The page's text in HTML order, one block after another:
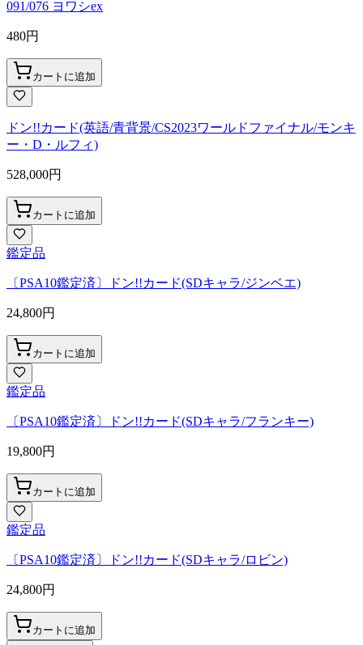
091/076 ヨワシex
480円
カートに追加
ドン!!カード(英語/青背景/CS2023ワールドファイナル/モンキ
ー・D・ルフィ)
528,000円
カートに追加
鑑定品
〔PSA10鑑定済〕ドン!!カード(SDキャラ/ジンベエ)
24,800円
カートに追加
鑑定品
〔PSA10鑑定済〕ドン!!カード(SDキャラ/フランキー)
19,800円
カートに追加
鑑定品
〔PSA10鑑定済〕ドン!!カード(SDキャラ/ロビン)
24,800円
カートに追加